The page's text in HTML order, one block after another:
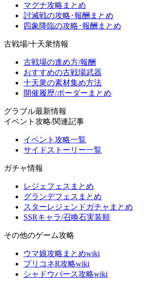
マグナ攻略まとめ
討滅戦の攻略･報酬まとめ
四象降臨の攻略･報酬まとめ
古戦場/十天衆情報
古戦場の進め方/報酬
おすすめの古戦場武器
十天衆の素材集め方法
開催履歴/ボーダーまとめ
グラブル最新情報
イベント攻略/関連記事
イベント攻略一覧
サイドストーリー一覧
ガチャ情報
レジェフェスまとめ
グランデフェスまとめ
スターレジェンドガチャまとめ
SSRキャラ/召喚石実装順
その他のゲーム攻略
ウマ娘攻略まとめwiki
プリコネR攻略wiki
シャドウバース攻略wiki